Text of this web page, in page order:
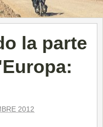
la parte
2012